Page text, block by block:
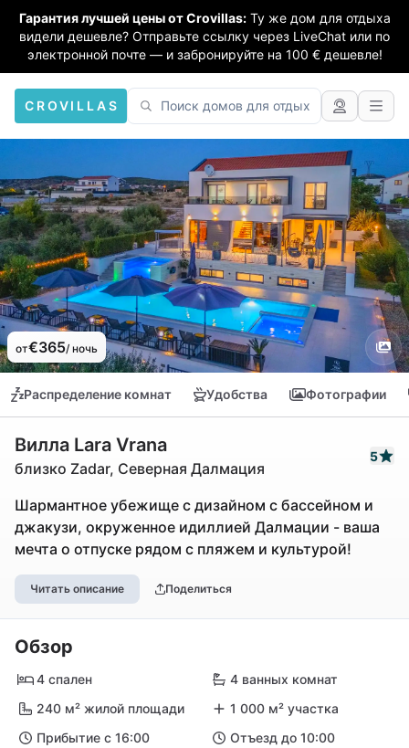
Гарантия лучшей цены от Crovillas: Ту же дом для отдыха
видели дешевле? Отправьте ссылку через LiveChat или по
электронной почте — и забронируйте на 100 € дешевле!
CROVILLAS
от€365/ ночь
Распределение комнат Удобства Фотографии
Вилла Lara Vrana
близко Zadar, Северная Далмация
5
Шармантное убежище с дизайном с бассейном и
джакузи, окруженное идиллией Далмации - ваша
мечта о отпуске рядом с пляжем и культурой!
Читать описание Поделиться
Обзор
4 спален
4 ванных комнат
240 м² жилой площади
1 000 м² участка
Прибытие с 16:00
Отъезд до 10:00